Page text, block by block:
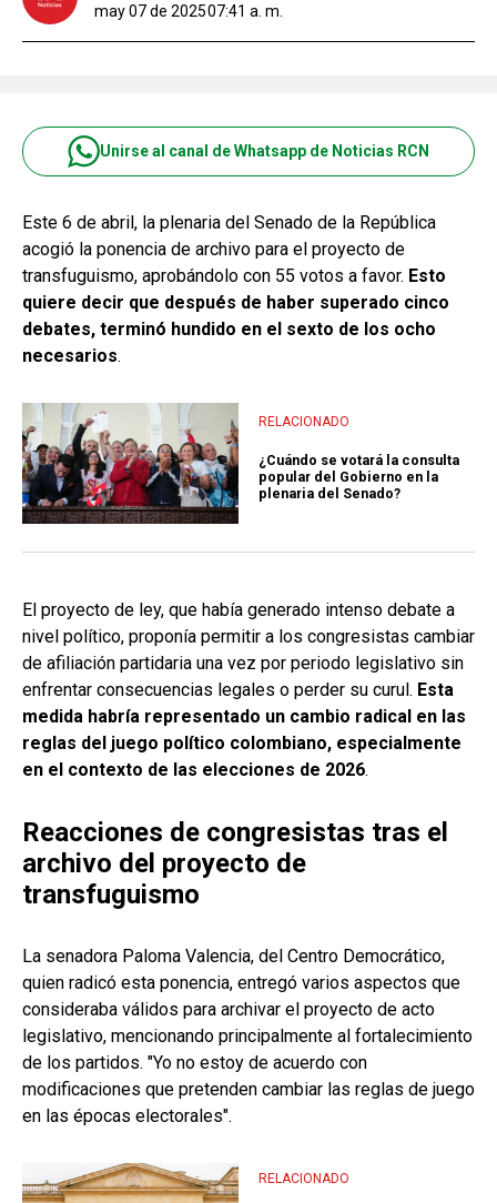
may 07 de 202507:41 a. m.
Unirse al canal de Whatsapp de Noticias RCN
Este 6 de abril, la plenaria del Senado de la República
acogió la ponencia de archivo para el proyecto de
transfuguismo, aprobándolo con 55 votos a favor. Esto
quiere decir que después de haber superado cinco
debates, terminó hundido en el sexto de los ocho
necesarios.
RELACIONADO
¿Cuándo se votará la consulta
popular del Gobierno en la
plenaria del Senado?
El proyecto de ley, que había generado intenso debate a
nivel político, proponía permitir a los congresistas cambiar
de afiliación partidaria una vez por periodo legislativo sin
enfrentar consecuencias legales o perder su curul. Esta
medida habría representado un cambio radical en las
reglas del juego político colombiano, especialmente
en el contexto de las elecciones de 2026.
Reacciones de congresistas tras el
archivo del proyecto de
transfuguismo
La senadora Paloma Valencia, del Centro Democrático,
quien radicó esta ponencia, entregó varios aspectos que
consideraba válidos para archivar el proyecto de acto
legislativo, mencionando principalmente al fortalecimiento
de los partidos. "Yo no estoy de acuerdo con
modificaciones que pretenden cambiar las reglas de juego
en las épocas electorales".
RELACIONADO